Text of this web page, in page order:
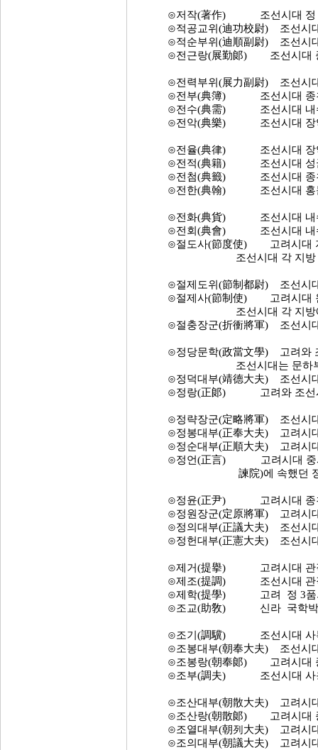
⊙저작(著作) 조선시대 정 8
⊙적공교위(迪功校尉) 조선시
⊙적순부위(迪順副尉) 조선시
⊙전근랑(展勤郞) 조선시대
⊙전력부위(展力副尉) 조선시
⊙전부(典簿) 조선시대 종친
⊙전수(典需) 조선시대 내수
⊙전악(典樂) 조선시대 장악
⊙전율(典律) 조선시대 장악
⊙전적(典籍) 조선시대 성균
⊙전첨(典籤) 조선시대 종친
⊙전한(典翰) 조선시대 홍문
⊙전화(典貨) 조선시대 내수
⊙전회(典會) 조선시대 내수
⊙절도사(節度使) 고려시대
조선시대 각 지방 군권
⊙절제도위(節制都尉) 조선시
⊙절제사(節制使) 고려시대 원
조선시대 각 지방에 두
⊙절충장군(折衝將軍) 조선시
⊙정당문학(政當文學) 고려와
조선시대는 문하부
⊙정덕대부(靖德大夫) 조선시
⊙정랑(正郞) 고려와 조선시
⊙정략장군(定略將軍) 조선시
⊙정봉대부(正奉大夫) 고려시
⊙정순대부(正順大夫) 고려시
⊙정언(正言) 고려시대 중서
諫院)에 속했던
⊙정윤(正尹) 고려시대 종친
⊙정원장군(定原將軍) 고려시
⊙정의대부(正議大夫) 조선시
⊙정헌대부(正憲大夫) 조선시
⊙제거(提擧) 고려시대 관직.
⊙제조(提調) 조선시대 관직
⊙제학(提學) 고려 정 3품의
⊙조교(助敎) 신라 국학박사(
⊙조기(調驥) 조선시대 사복
⊙조봉대부(朝奉大夫) 조선시
⊙조봉랑(朝奉郞) 고려시대
⊙조부(調夫) 조선시대 사옹
⊙조산대부(朝散大夫) 고려시
⊙조산랑(朝散郞) 고려시대
⊙조열대부(朝列大夫) 고려시
⊙조의대부(朝議大夫) 고려시